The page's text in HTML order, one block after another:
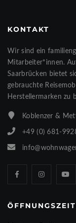
KONTAKT
Wir sind ein
Mitarbeiter*innen.
Saarbrücken bietet
gebrauchte
Herstellermarken zu
Koblenzer &
+49 (0) 681-